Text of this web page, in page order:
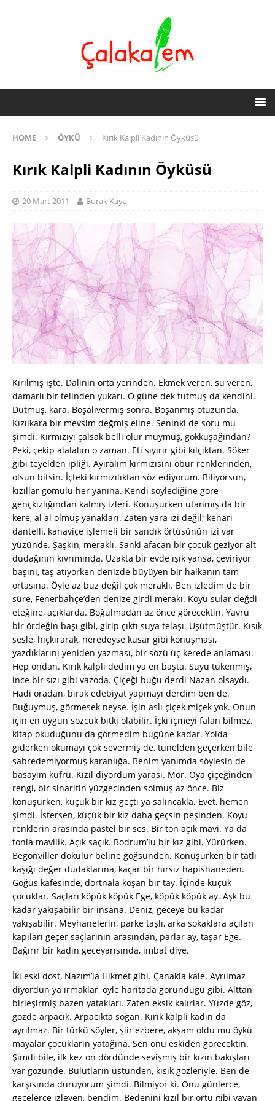
HOME ÖYKÜ Kırık Kalpli Kadının Öyküsü
Kırık Kalpli Kadının Öyküsü
20 Mart 2011 Burak Kaya
Kırılmış işte. Dalının orta yerinden. Ekmek veren, su veren,
damarlı bir telinden yukarı. O güne dek tutmuş da kendini.
Dutmuş, kara. Boşalıvermiş sonra. Boşanmış otuzunda.
Kızılkara bir mevsim değmiş eline. Seninki de soru mu
şimdi. Kırmızıyı çalsak belli olur muymuş, gökkuşağından?
Peki, çekip alalalım o zaman. Eti sıyırır gibi kılçıktan. Söker
gibi teyelden ipliği. Ayıralım kırmızısını öbür renklerinden,
olsun bitsin. İçteki kırmızılıktan söz ediyorum. Biliyorsun,
kızıllar gömülü her yanına. Kendi söylediğine göre
gençkızlığından kalmış izleri. Konuşurken utanmış da bir
kere, al al olmuş yanakları. Zaten yara izi değil; kenarı
dantelli, kanaviçe işlemeli bir sandık örtüsünün izi var
yüzünde. Şaşkın, meraklı. Sanki afacan bir çocuk geziyor alt
dudağının kıvrımında. Uzakta bir evde ışık yansa, çeviriyor
başını, taş atıyorken denizde büyüyen bir halkanın tam
ortasına. Öyle az buz değil çok meraklı. Ben izledim de bir
süre, Fenerbahçe’den denize girdi merakı. Koyu sular değdi
eteğine, açıklarda. Boğulmadan az önce görecektin. Yavru
bir ördeğin başı gibi, girip çıktı suya telaşı. Üşütmüştür. Kısık
sesle, hıçkırarak, neredeyse kusar gibi konuşması,
yazdıklarını yeniden yazması, bir sözü üç kerede anlaması.
Hep ondan. Kırık kalpli dedim ya en başta. Suyu tükenmiş,
ince bir sızı gibi vazoda. Çiçeği buğu derdi Nazan olsaydı.
Hadi oradan, bırak edebiyat yapmayı derdim ben de.
Buğuymuş, görmesek neyse. İşin aslı çiçek miçek yok. Onun
için en uygun sözcük bitki olabilir. İçki içmeyi falan bilmez,
kitap okuduğunu da görmedim bugüne kadar. Yolda
giderken okumayı çok severmiş de, tünelden geçerken bile
sabredemiyormuş karanlığa. Benim yanımda söylesin de
basayım küfrü. Kızıl diyordum yarası. Mor. Oya çiçeğinden
rengi, bir sinaritin yüzgecinden solmuş az önce. Biz
konuşurken, küçük bir kız geçti ya salıncakla. Evet, hemen
şimdi. İstersen, küçük bir kız daha geçsin peşinden. Koyu
renklerin arasında pastel bir ses. Bir ton açık mavi. Ya da
tonla mavilik. Açık saçık. Bodrum’lu bir kız gibi. Yürürken.
Begonviller dökülür beline göğsünden. Konuşurken bir tatlı
kaşığı değer dudaklarına, kaçar bir hırsız hapishaneden.
Göğüs kafesinde, dörtnala koşan bir tay. İçinde küçük
çocuklar. Saçları köpük köpük Ege, köpük köpük ay. Aşk bu
kadar yakışabilir bir insana. Deniz, geceye bu kadar
yakışabilir. Meyhanelerin, parke taşlı, arka sokaklara açılan
kapıları geçer saçlarının arasından, parlar ay, taşar Ege.
Bağırır bir kadın geceyarısında, imbat diye.
İki eski dost, Nazım’la Hikmet gibi. Çanakla kale. Ayrılmaz
diyordun ya ırmaklar, öyle haritada göründüğü gibi. Alttan
birleşirmiş bazen yatakları. Zaten eksik kalırlar. Yüzde göz,
gözde arpacık. Arpacıkta soğan. Kırık kalpli kadın da
ayrılmaz. Bir türkü söyler, şiir ezbere, akşam oldu mu öykü
mayalar çocukların yatağına. Sen onu eskiden görecektin.
Şimdi bile, ilk kez on dördünde sevişmiş bir kızın bakışları
var gözünde. Bulutların üstünden, kısık gözleriyle. Ben de
karşısında duruyorum şimdi. Bilmiyor ki. Onu günlerce,
gecelerce izleyen, bendim. Bedenini kızıl bir örtü gibi yayan